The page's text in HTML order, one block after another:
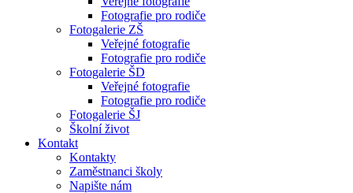
Fotografie pro rodiče
Fotogalerie ZŠ
Veřejné fotografie
Fotografie pro rodiče
Fotogalerie ŠD
Veřejné fotografie
Fotografie pro rodiče
Fotogalerie ŠJ
Školní život
Kontakt
Kontakty
Zaměstnanci školy
Napište nám